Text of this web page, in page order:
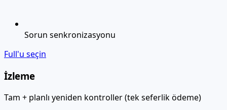
Sorun senkronizasyonu
Full'u seçin
İzleme
Tam + planlı yeniden kontroller (tek seferlik ödeme)